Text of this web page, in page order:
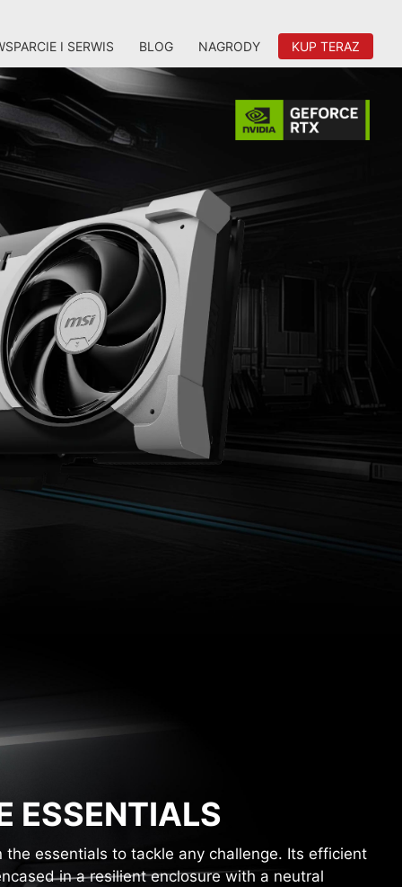
I SERWIS BLOG NAGRODY KUP TERAZ
ESSENTIALS
the essentials to tackle any challenge. Its efficient
in a resilient enclosure with a neutral